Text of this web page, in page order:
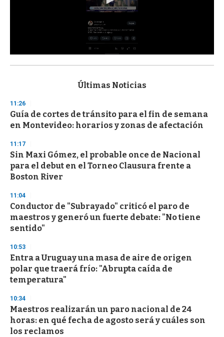
s
d
s
o
f
3
s
c
o
d
s
Últimas Noticias
11:26
Guía de cortes de tránsito para el fin de semana
en Montevideo: horarios y zonas de afectación
11:17
Sin Maxi Gómez, el probable once de Nacional
para el debut en el Torneo Clausura frente a
Boston River
11:04
Conductor de "Subrayado" criticó el paro de
maestros y generó un fuerte debate: "No tiene
sentido"
10:53
Entra a Uruguay una masa de aire de origen
polar que traerá frío: "Abrupta caída de
temperatura"
10:34
Maestros realizarán un paro nacional de 24
horas: en qué fecha de agosto será y cuáles son
los reclamos